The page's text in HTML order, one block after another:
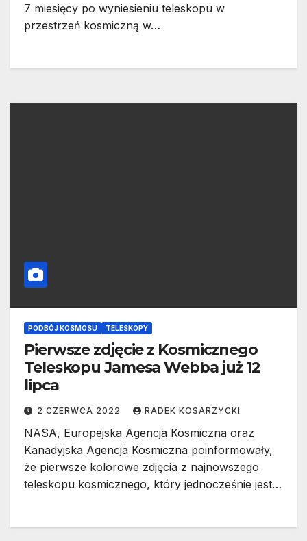
7 miesięcy po wyniesieniu teleskopu w
przestrzeń kosmiczną w…
PODBÓJ KOSMOSU TELESKOPY
Pierwsze zdjęcie z Kosmicznego
Teleskopu Jamesa Webba już 12
lipca
2 CZERWCA 2022 RADEK KOSARZYCKI
NASA, Europejska Agencja Kosmiczna oraz
Kanadyjska Agencja Kosmiczna poinformowały,
że pierwsze kolorowe zdjęcia z najnowszego
teleskopu kosmicznego, który jednocześnie jest…